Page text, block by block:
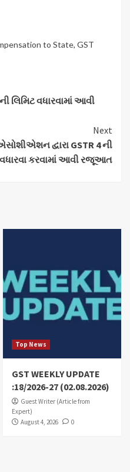
to State, GST
લિમિટ વધારવામાં આવી
Next
દ્વારા GSTR 4 ની
કરવામાં આવી રજૂઆત
Top News
GST WEEKLY UPDATE
:18/2026-27 (02.08.2026)
Guest Writer (Article from
Expert)
August 4, 2026
0